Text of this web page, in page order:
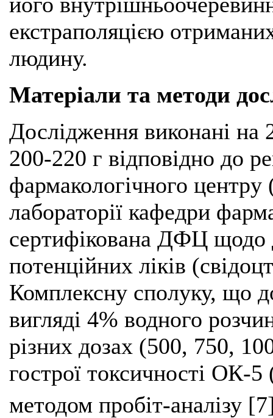
екстраполяцією
людину.
Матеріали та методи
Дослідження виконані
200-220 г відповідно до
фармакологічного
лабораторії кафедри
сертифікована ДФЦ щодо
потенційних ліків
Комплексну сполуку, що
вигляді 4% водного
різних дозах (500, 750,
гострої токсичності ОК-
методом пробіт-аналізу